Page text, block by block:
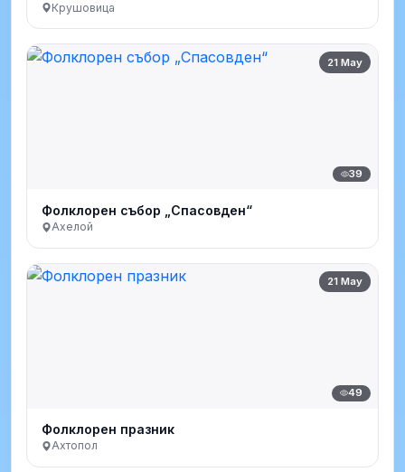
Крушовица
21 May
39
Фолклорен събор „Спасовден“
Ахелой
21 May
49
Фолклорен празник
Ахтопол